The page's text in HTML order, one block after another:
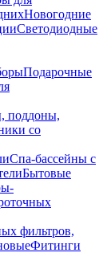
Новогодние
Светодиодные
Подарочные
поддоны,
со
Спа-бассейны с
Бытовые
фильтров,
Фитинги